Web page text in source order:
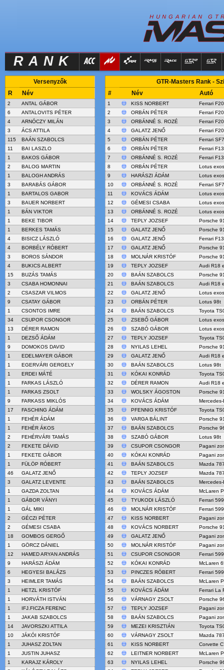
H U N G A R I A N G T
RANK
Versenyzők
R
Név
2
ANTAL GÁBOR
6
ANTALOVITS PÉTER
4
ARNÓCZY MILÁN
3
ÁCS ATTILA
115
BAÁN SZABOLCS
11
BAI LASZLO
1
BAKOS GÁBOR
2
BALOG MARTIN
1
BALOGH ANDRÁS
3
BARABÁS GÁBOR
1
BARTALOS GABOR
3
BAUER NORBERT
1
BÁN VIKTOR
1
BEKE TIBOR
1
BERKES TAMÁS
4
BISICZ LÁSZLÓ
4
BORBÉLY RÓBERT
3
BOROS SÁNDOR
4
BUKICS ALBERT
15
BUZÁS TAMÁS
3
CSABA HOMONNAI
2
CSASZAR VILMOS
9
CSATAY GÁBOR
1
CSONTOS IMRE
34
CSUPOR CSONGOR
13
DÉRER RAMON
1
DEZSŐ ÁDÁM
9
DOMOKOS DAVID
1
EDELMAYER GÁBOR
1
EGERVÁRI GERGELY
1
ERDEI MÁTÉ
1
FARKAS LÁSZLÓ
1
FARKAS ZSOLT
9
FARKASS MIKLÓS
17
FASCHING ÁDÁM
1
FEHÉR ÁDÁM
1
FEHÉR ÁKOS
2
FEHÉRVÁRI TAMÁS
2
FEKETE DÁVID
1
FEKETE GÁBOR
1
FÜLÖP RÓBERT
46
GALATZ JENŐ
3
GALATZ LEVENTE
1
GAZDA ZOLTAN
1
GÁBOR VÁNYI
1
GÁL MIKI
2
GÉCZI PÉTER
2
GÉMESI CSABA
18
GOMBOS GERGŐ
1
GÖRCZ DÁNIEL
12
HAMED ARYAN ANDRÁS
9
HARÁSZI ÁDÁM
6
HEGYESI BALÁZS
3
HEIMLER TAMÁS
1
HETZL KRISTÓF
1
HORVÁTH ISTVÁN
1
IFJ.FICZA FERENC
1
JAKAB SZABOLCS
14
JAVORSZKI ATTILA
10
JÁKÓI KRISTÓF
1
JUHASZ ZOLTAN
1
JUSTIN JUHASZ
1
KARAJZ KÁROLY
GTR-Masters Rank -
#
Név Autó
1 KISS NORBERT
Ferrari
2
ORBÁN PÉTER
Ferrari
3
ORBÁNNÉ S. ROZÉ
Ferrari
4
GALATZ JENŐ
Ferrari
5
ORBÁN PÉTER
Ferrari
6
ORBÁN PÉTER
Ferrari
7
ORBÁNNÉ S. ROZÉ
Ferrari
8
ORBÁN PÉTER
Lotus
9
HARÁSZI ÁDÁM
Lotus
10
ORBÁNNÉ S. ROZÉ
Ferrari
11
KOVÁCS ÁDÁM
Lotus
12
GÉMESI CSABA
Lotus
13
ORBÁNNÉ S. ROZÉ
Lotus
14
TEPLY JOZSEF
Porsche
15
GALATZ JENŐ
Porsche
16
GALATZ JENŐ
Ferrari
17
GALATZ JENŐ
Porsche
18
MOLNÁR KRISTÓF
Porsche
19
TEPLY JOZSEF
Audi R18
20
BAÁN SZABOLCS
Porsche
21
BAÁN SZABOLCS
Audi R18
22
GALATZ JENŐ
Lotus
23
ORBÁN PÉTER
Lotus 98t
24
BAÁN SZABOLCS
Toyota
25
ZSEBŐ GÁBOR
Lotus
26
SZABÓ GÁBOR
Lotus
27
TEPLY JOZSEF
Toyota
28
NYILAS LEHEL
Porsche
29
GALATZ JENŐ
Audi R18
30
BAÁN SZABOLCS
Lotus 98t
31
KÓKAI KONRÁD
Toyota
32
DÉRER RAMON
Audi R18
33
WOLSKY ÁGOSTON
Porsche
34
KOVÁCS ÁDÁM
35
PFENNIG KRISTÓF
Toyota
36
VARGA BÁLINT
Porsche
37
BAÁN SZABOLCS
Porsche
38
SZABÓ GÁBOR
Lotus 98t
39
CSUPOR CSONGOR
Pagani
40
KÓKAI KONRÁD
Pagani
41
BAÁN SZABOLCS
Mazda
42
TEPLY JOZSEF
Mazda
43
BAÁN SZABOLCS
44
KOVÁCS ÁDÁM
McLaren
45
TYUKODI LÁSZLÓ
Ferrari
46
MOLNÁR KRISTÓF
Ferrari
47
KISS NORBERT
Pagani
48
KOVÁCS NORBERT
Porsche
49
GALATZ JENŐ
Pagani
50
MOLNÁR KRISTÓF
Pagani
51
CSUPOR CSONGOR
Ferrari
52
KÓKAI KONRÁD
McLaren
53
PINCZES RÓBERT
Ferrari
54
BAÁN SZABOLCS
McLaren
55
KOVÁCS ÁDÁM
Ferrari La
56
VÁRNAGY ZSOLT
Porsche
57
TEPLY JOZSEF
Pagani
58
BAÁN SZABOLCS
Pagani
59
MEZEI KRISZTIÁN
Toyota
60
VÁRNAGY ZSOLT
Mazda
61
KISS NORBERT
Corvette
62
LEITNER NORBERT
McLaren
63
NYILAS LEHEL
Porsche